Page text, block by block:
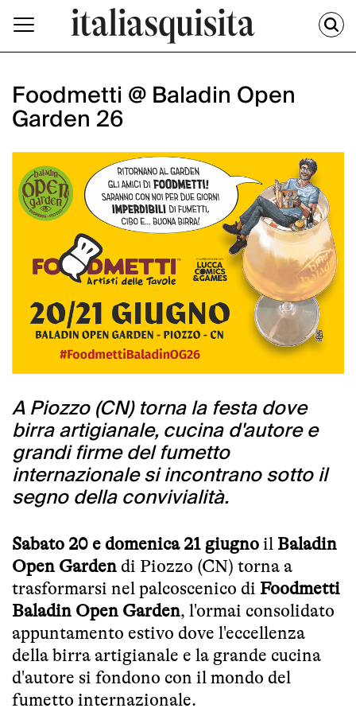
Foodmetti @ Baladin Open
Garden 26
A Piozzo (CN) torna la festa dove
birra artigianale, cucina d'autore e
grandi firme del fumetto
internazionale si incontrano sotto il
segno della convivialità.
Sabato 20 e domenica 21 giugno il Baladin
Open Garden di Piozzo (CN) torna a
trasformarsi nel palcoscenico di Foodmetti
Baladin Open Garden, l'ormai consolidato
appuntamento estivo dove l'eccellenza
della birra artigianale e la grande cucina
d'autore si fondono con il mondo del
fumetto internazionale.